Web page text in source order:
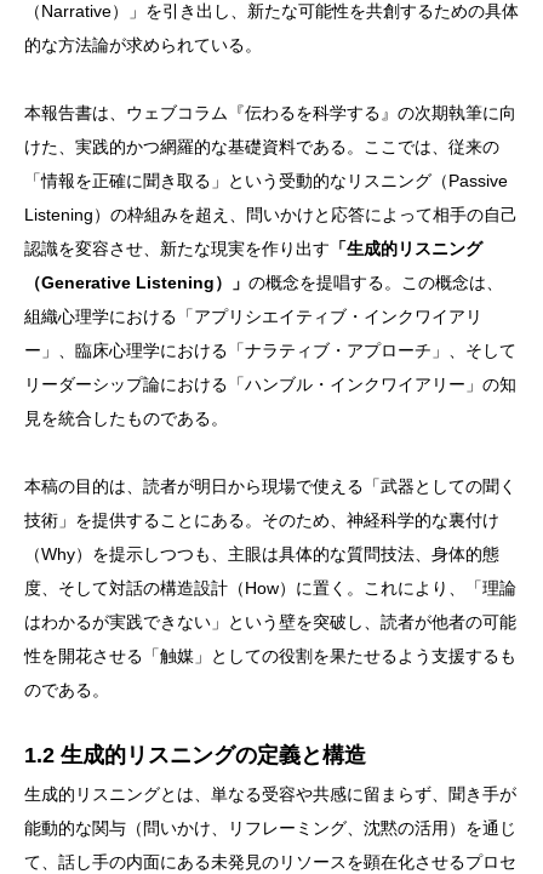
（Narrative）」を引き出し、新たな可能性を共創するための具体
的な方法論が求められている。
本報告書は、ウェブコラム『伝わるを科学する』の次期執筆に向
けた、実践的かつ網羅的な基礎資料である。ここでは、従来の
「情報を正確に聞き取る」という受動的なリスニング（Passive
Listening）の枠組みを超え、問いかけと応答によって相手の自己
認識を変容させ、新たな現実を作り出す 「生成的リスニング
（Generative Listening）」 の概念を提唱する。この概念は、
組織心理学における「アプリシエイティブ・インクワイアリ
ー」、臨床心理学における「ナラティブ・アプローチ」、そして
リーダーシップ論における「ハンブル・インクワイアリー」の知
見を統合したものである。
本稿の目的は、読者が明日から現場で使える「武器としての聞く
技術」を提供することにある。そのため、神経科学的な裏付け
（Why）を提示しつつも、主眼は具体的な質問技法、身体的態
度、そして対話の構造設計（How）に置く。これにより、「理論
はわかるが実践できない」という壁を突破し、読者が他者の可能
性を開花させる「触媒」としての役割を果たせるよう支援するも
のである。
1.2 生成的リスニングの定義と構造
生成的リスニングとは、単なる受容や共感に留まらず、聞き手が
能動的な関与（問いかけ、リフレーミング、沈黙の活用）を通じ
て、話し手の内面にある未発見のリソースを顕在化させるプロセ